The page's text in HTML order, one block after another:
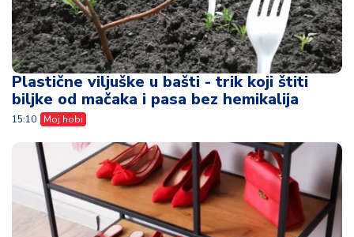
Plastične viljuške u bašti - trik koji štiti
biljke od mačaka i pasa bez hemikalija
15:10 Moj hobi